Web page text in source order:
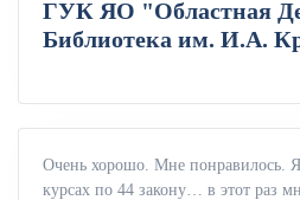
ГУК ЯО "Областная
Библиотека им. И.А.
Очень хорошо. Мне понравилось.
курсах по 44 закону… в этот раз